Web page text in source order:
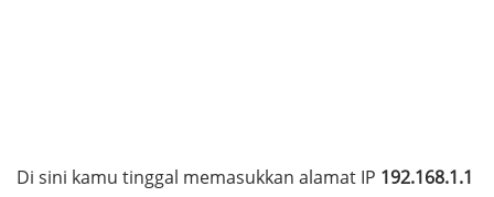
Di sini kamu tinggal memasukkan alamat IP 192.168.1.1